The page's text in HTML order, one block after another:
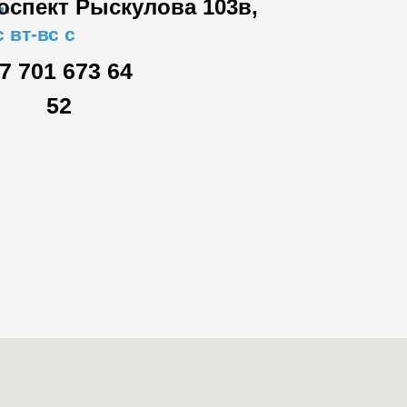
Рыскулова 103в,
вс с
701 673 64
52